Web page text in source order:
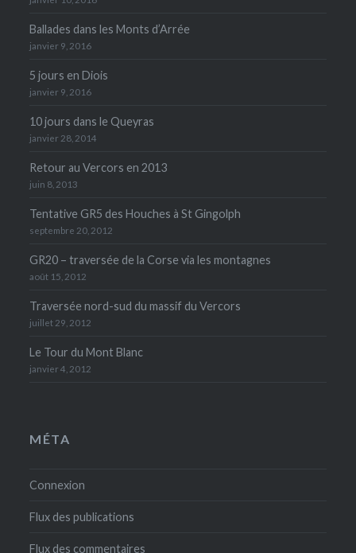
Ballades dans les Monts d’Arrée
janvier 9, 2016
5 jours en Diois
janvier 9, 2016
10 jours dans le Queyras
janvier 28, 2014
Retour au Vercors en 2013
juin 8, 2013
Tentative GR5 des Houches à St Gingolph
septembre 20, 2012
GR20 – traversée de la Corse via les montagnes
août 15, 2012
Traversée nord-sud du massif du Vercors
juillet 29, 2012
Le Tour du Mont Blanc
janvier 4, 2012
MÉTA
Connexion
Flux des publications
Flux des commentaires